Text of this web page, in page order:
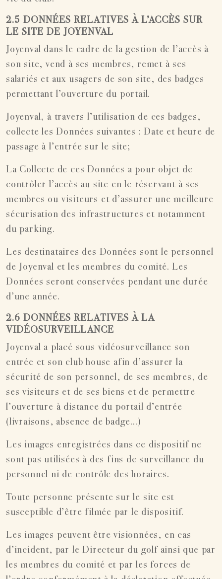
2.5 DONNÉES RELATIVES À L’ACCÈS SUR
LE SITE DE JOYENVAL
Joyenval dans le cadre de la gestion de l’accès à
son site, vend à ses membres, remet à ses
salariés et aux usagers de son site, des badges
permettant l’ouverture du portail.
Joyenval, à travers l’utilisation de ces badges,
collecte les Données suivantes : Date et heure de
passage à l’entrée sur le site;
La Collecte de ces Données a pour objet de
contrôler l’accès au site en le réservant à ses
membres ou visiteurs et d’assurer une meilleure
sécurisation des infrastructures et notamment
du parking.
Les destinataires des Données sont le personnel
de Joyenval et les membres du comité. Les
Données seront conservées pendant une durée
d’une année.
2.6 DONNÉES RELATIVES À LA
VIDÉOSURVEILLANCE
Joyenval a placé sous vidéosurveillance son
entrée et son club house afin d’assurer la
sécurité de son personnel, de ses membres, de
ses visiteurs et de ses biens et de permettre
l’ouverture à distance du portail d’entrée
(livraisons, absence de badge...)
Les images enregistrées dans ce dispositif ne
sont pas utilisées à des fins de surveillance du
personnel ni de contrôle des horaires.
Toute personne présente sur le site est
susceptible d’être filmée par le dispositif.
Les images peuvent être visionnées, en cas
d’incident, par le Directeur du golf ainsi que par
les membres du comité et par les forces de